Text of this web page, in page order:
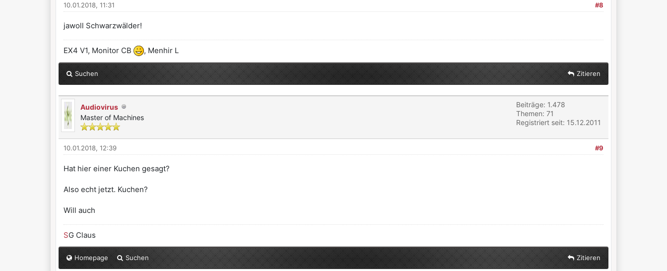
#8
10.01.2018, 11:31
jawoll Schwarzwälder!
EX4 V1, Monitor CB , Menhir L
Suchen Zitieren
Audiovirus
Master of Machines
Beiträge: 1.478
Themen: 71
Registriert seit: 15.12.2011
#9
10.01.2018, 12:39
Hat hier einer Kuchen gesagt?
Also echt jetzt. Kuchen?
Will auch
SG Claus
Homepage Suchen Zitieren